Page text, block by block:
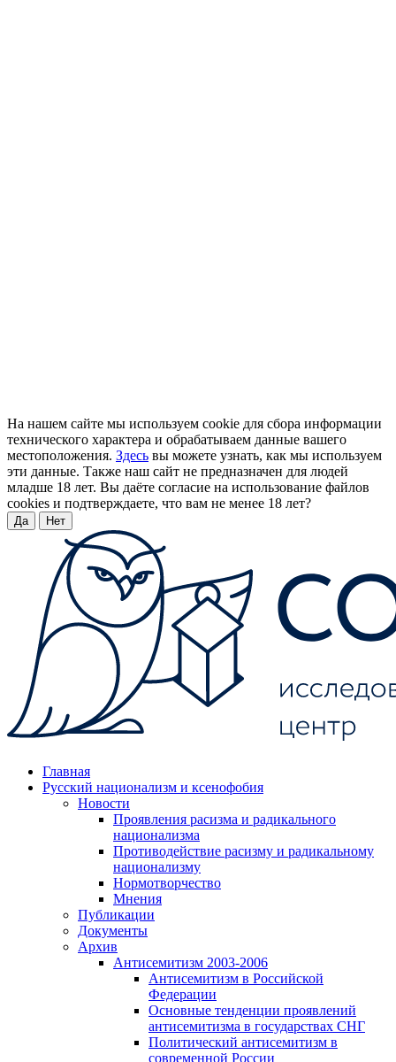
На нашем сайте мы используем cookie для сбора информации
технического характера и обрабатываем данные вашего
местоположения. Здесь вы можете узнать, как мы используем
эти данные. Также наш сайт не предназначен для людей
младше 18 лет. Вы даёте согласие на использование файлов
cookies и подтверждаете, что вам не менее 18 лет?
Да Нет
Главная
Русский национализм и ксенофобия
Новости
Проявления расизма и радикального
национализма
Противодействие расизму и радикальному
национализму
Нормотворчество
Мнения
Публикации
Документы
Архив
Антисемитизм 2003-2006
Антисемитизм в Российской
Федерации
Основные тенденции проявлений
антисемитизма в государствах СНГ
Политический антисемитизм в
современной России